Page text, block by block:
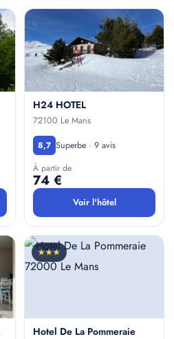
H24 HOTEL
72100 Le Mans
8,7 Superbe · 9 avis
À partir de
74 €
Voir l'hôtel
★★★
Hotel De La Pommeraie